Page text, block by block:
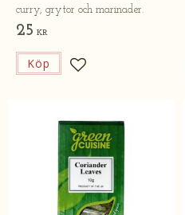
curry, grytor och marinader.
25 KR
Lägg till i favoriter
Köp